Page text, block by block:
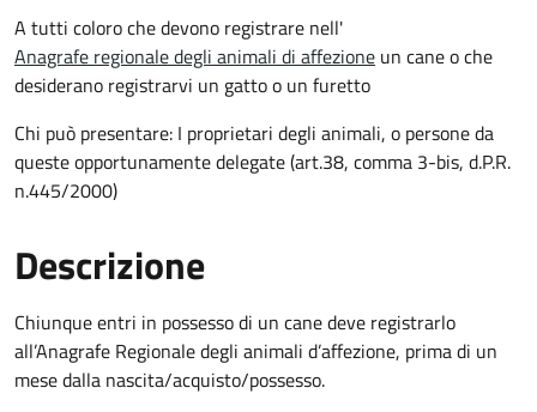
A tutti coloro che devono registrare nell'
Anagrafe regionale degli animali di affezione un cane o che
desiderano registrarvi un gatto o un furetto
Chi può presentare: I proprietari degli animali, o persone da
queste opportunamente delegate (art.38, comma 3-bis, d.P.R.
n.445/2000)
Descrizione
Chiunque entri in possesso di un cane deve registrarlo
all’Anagrafe Regionale degli animali d’affezione, prima di un
mese dalla nascita/acquisto/possesso.